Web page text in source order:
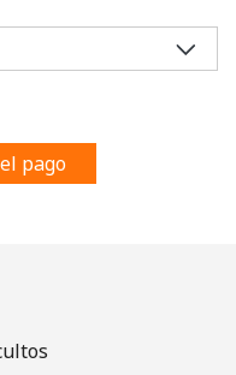
estoy de acuerdo con
pago